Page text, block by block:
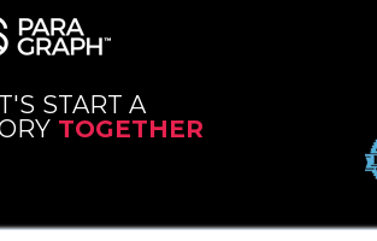
START A
TOGETHER